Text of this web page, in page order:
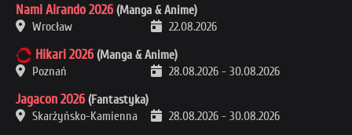
Nami Airando 2026 (Manga & Anime)
Wrocław
22.08.2026
Hikari 2026 (Manga & Anime)
Poznań
28.08.2026 - 30.08.2026
Jagacon 2026 (Fantastyka)
Skarżyńsko-Kamienna
28.08.2026 - 30.08.2026